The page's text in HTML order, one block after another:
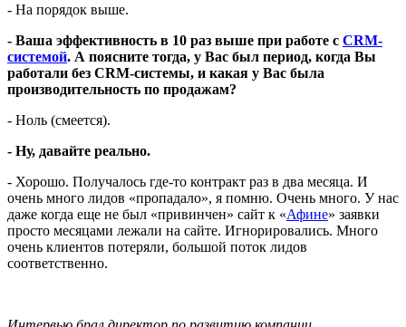
- На порядок выше.
- Ваша эффективность в 10 раз выше при работе с CRM-
системой. А поясните тогда, у Вас был период, когда Вы
работали без CRM-системы, и какая у Вас была
производительность по продажам?
- Ноль (смеется).
- Ну, давайте реально.
- Хорошо. Получалось где-то контракт раз в два месяца. И
очень много лидов «пропадало», я помню. Очень много. У нас
даже когда еще не был «привинчен» сайт к «Афине» заявки
просто месяцами лежали на сайте. Игнорировались. Много
очень клиентов потеряли, большой поток лидов
соответственно.